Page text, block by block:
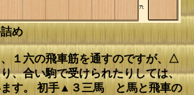
め
１六の飛車筋を通すのですが、△
、合い駒で受けられたりしては、
ます。 初手▲３三馬 と馬と飛車の